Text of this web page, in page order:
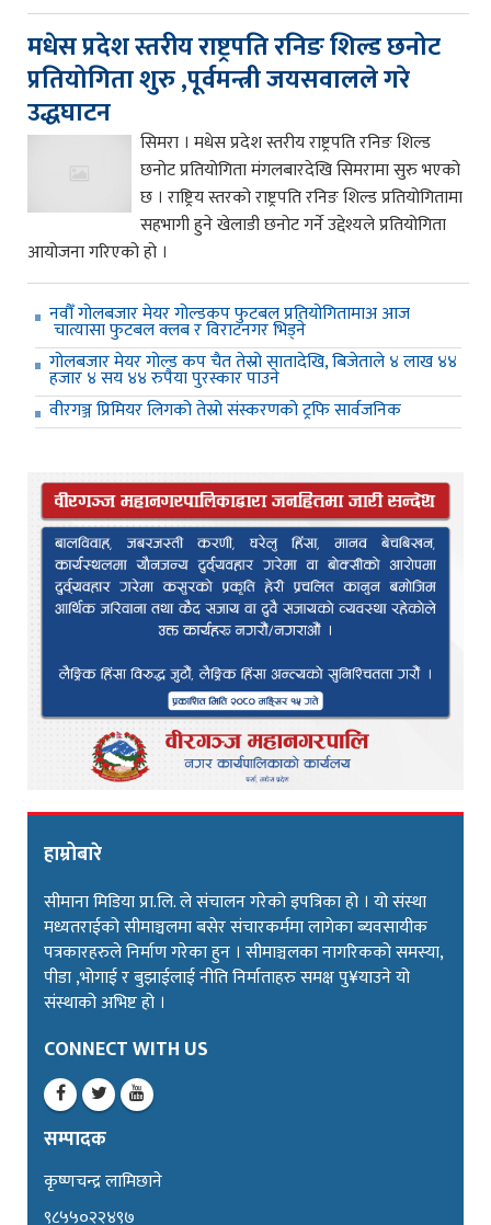
मधेस प्रदेश स्तरीय राष्ट्रपति रनिङ शिल्ड छनोट
प्रतियोगिता शुरु ,पूर्वमन्त्री जयसवालले गरे
उद्धघाटन
सिमरा । मधेस प्रदेश स्तरीय राष्ट्रपति रनिङ शिल्ड
छनोट प्रतियोगिता मंगलबारदेखि सिमरामा सुरु भएको
छ । राष्ट्रिय स्तरको राष्ट्रपति रनिङ शिल्ड प्रतियोगितामा
सहभागी हुने खेलाडी छनोट गर्ने उद्देश्यले प्रतियोगिता
आयोजना गरिएको हो ।
नवौँ गोलबजार मेयर गोल्डकप फुटबल प्रतियोगितामाअ आज
चात्यासा फुटबल क्लब र विराटनगर भिड्ने
गोलबजार मेयर गोल्ड कप चैत तेस्रो सातादेखि, बिजेताले ४ लाख ४४
हजार ४ सय ४४ रुपैया पुरस्कार पाउने
वीरगञ्ज प्रिमियर लिगको तेस्रो संस्करणको ट्रफि सार्वजनिक
हाम्रोबारे
सीमाना मिडिया प्रा.लि. ले संचालन गरेको इपत्रिका हो । यो संस्था
मध्यतराईको सीमाञ्चलमा बसेर संचारकर्ममा लागेका ब्यवसायीक
पत्रकारहरुले निर्माण गरेका हुन । सीमाञ्चलका नागरिकको समस्या,
पीडा ,भोगाई र बुझाईलाई नीति निर्माताहरु समक्ष पु¥याउने यो
संस्थाको अभिष्ट हो ।
CONNECT WITH US
सम्पादक
कृष्णचन्द्र लामिछाने
९८५५०२२४९७